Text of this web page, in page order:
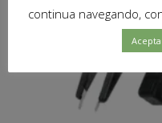
continua navegando,